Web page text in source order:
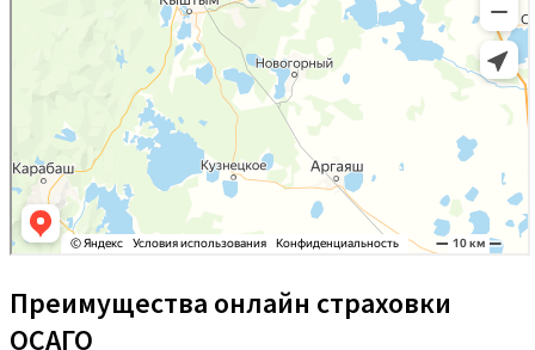
Преимущества онлайн страховки
ОСАГО